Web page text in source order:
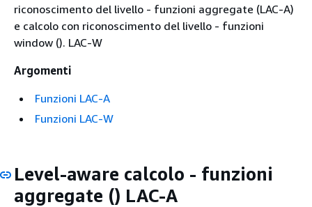
riconoscimento del livello - funzioni aggregate (LAC-A)
e calcolo con riconoscimento del livello - funzioni
window (). LAC-W
Argomenti
Funzioni LAC-A
Funzioni LAC-W
Level-aware calcolo - funzioni
aggregate () LAC-A